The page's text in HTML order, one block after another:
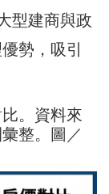
型建商與政
勢，吸引
。資料來
整。圖／